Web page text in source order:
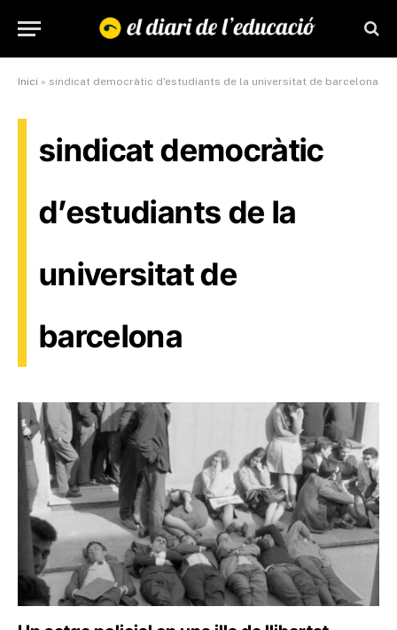
Inici » sindicat democràtic d'estudiants de la universitat de barcelona
sindicat democràtic
d’estudiants de la
universitat de
barcelona